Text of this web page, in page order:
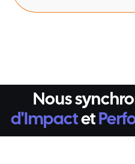
Nous
d'Impactet